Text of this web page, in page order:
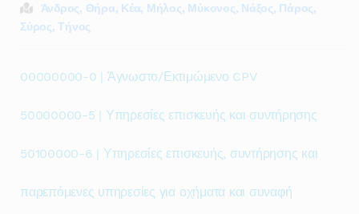
Άνδρος, Θήρα, Κέα, Μήλος, Μύκονος, Νάξος, Πάρος,
Σύρος, Τήνος
00000000-0 | Άγνωστο/Εκτιμώμενο CPV
50000000-5 | Υπηρεσίες επισκευής και συντήρησης
50100000-6 | Υπηρεσίες επισκευής, συντήρησης και
παρεπόμενες υπηρεσίες για οχήματα και συναφή